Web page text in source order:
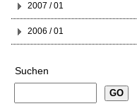
2007 / 01
2006 / 01
Suchen